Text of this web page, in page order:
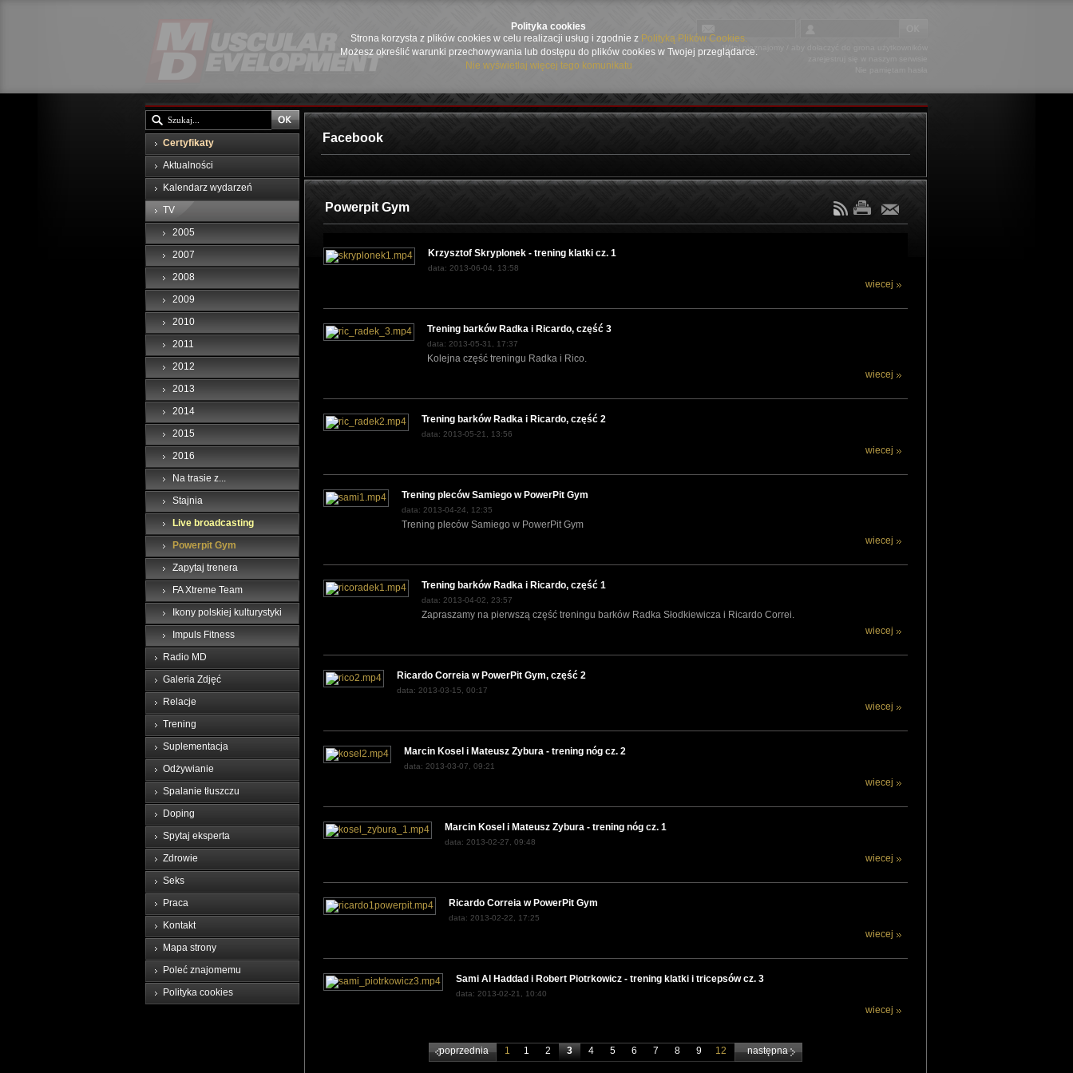
Polityka cookies
Strona korzysta z plików cookies w celu realizacji usług i zgodnie z Polityką Plików Cookies.
Możesz określić warunki przechowywania lub dostępu do plików cookies w Twojej przeglądarce.
Nie wyświetlaj więcej tego komunikatu
Witaj nieznajomy
Certyfikaty
Aktualności
Kalendarz wydarzeń
TV
2005
2007
2008
2009
2010
2011
2012
2013
2014
2015
2016
Na trasie z...
Stajnia
Live broadcasting
Powerpit Gym
Zapytaj trenera
FA Xtreme Team
Ikony polskiej kulturystyki
Impuls Fitness
Radio MD
Galeria Zdjęć
Relacje
Trening
Suplementacja
Odżywianie
Spalanie tłuszczu
Doping
Spytaj eksperta
Zdrowie
Seks
Praca
Kontakt
Mapa strony
Poleć znajomemu
Polityka cookies
Facebook
Powerpit Gym
Krzysztof Skryplonek - trening klatki cz. 1
data: 2013-06-04, 13:58
wiecej
Trening barków Radka i Ricardo, część 3
data: 2013-05-31, 17:37
Kolejna część treningu Radka i Rico.
wiecej
Trening barków Radka i Ricardo, część 2
data: 2013-05-21, 13:56
wiecej
Trening pleców Samiego w PowerPit Gym
data: 2013-04-24, 12:35
Trening pleców Samiego w PowerPit Gym
wiecej
Trening barków Radka i Ricardo, część 1
data: 2013-04-02, 23:57
Zapraszamy na pierwszą część treningu barków Radka Słodkiewicza i Ricardo Correi.
wiecej
Ricardo Correia w PowerPit Gym, część 2
data: 2013-03-15, 00:17
wiecej
Marcin Kosel i Mateusz Zybura - trening nóg cz. 2
data: 2013-03-07, 09:21
wiecej
Marcin Kosel i Mateusz Zybura - trening nóg cz. 1
data: 2013-02-27, 09:48
wiecej
Ricardo Correia w PowerPit Gym
data: 2013-02-22, 17:25
wiecej
Sami Al Haddad i Robert Piotrkowicz - trening klatki i tricepsów cz. 3
data: 2013-02-21, 10:40
wiecej
poprzednia 1 1 2 3 4 5 6 7 8 9 12 następna